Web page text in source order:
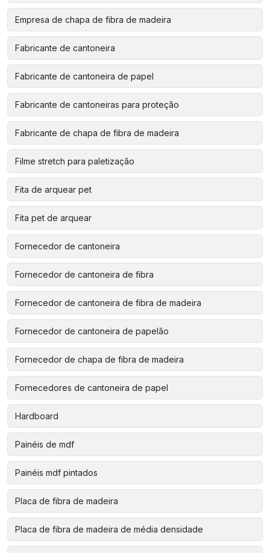
Empresa de chapa de fibra de madeira
Fabricante de cantoneira
Fabricante de cantoneira de papel
Fabricante de cantoneiras para proteção
Fabricante de chapa de fibra de madeira
Filme stretch para paletização
Fita de arquear pet
Fita pet de arquear
Fornecedor de cantoneira
Fornecedor de cantoneira de fibra
Fornecedor de cantoneira de fibra de madeira
Fornecedor de cantoneira de papelão
Fornecedor de chapa de fibra de madeira
Fornecedores de cantoneira de papel
Hardboard
Painéis de mdf
Painéis mdf pintados
Placa de fibra de madeira
Placa de fibra de madeira de média densidade